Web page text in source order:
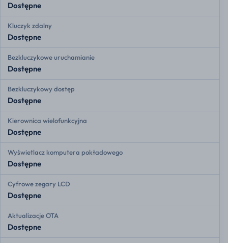
Dostępne
Kluczyk zdalny
Dostępne
Bezkluczykowe uruchamianie
Dostępne
Bezkluczykowy dostęp
Dostępne
Kierownica wielofunkcyjna
Dostępne
Wyświetlacz komputera pokładowego
Dostępne
Cyfrowe zegary LCD
Dostępne
Aktualizacje OTA
Dostępne